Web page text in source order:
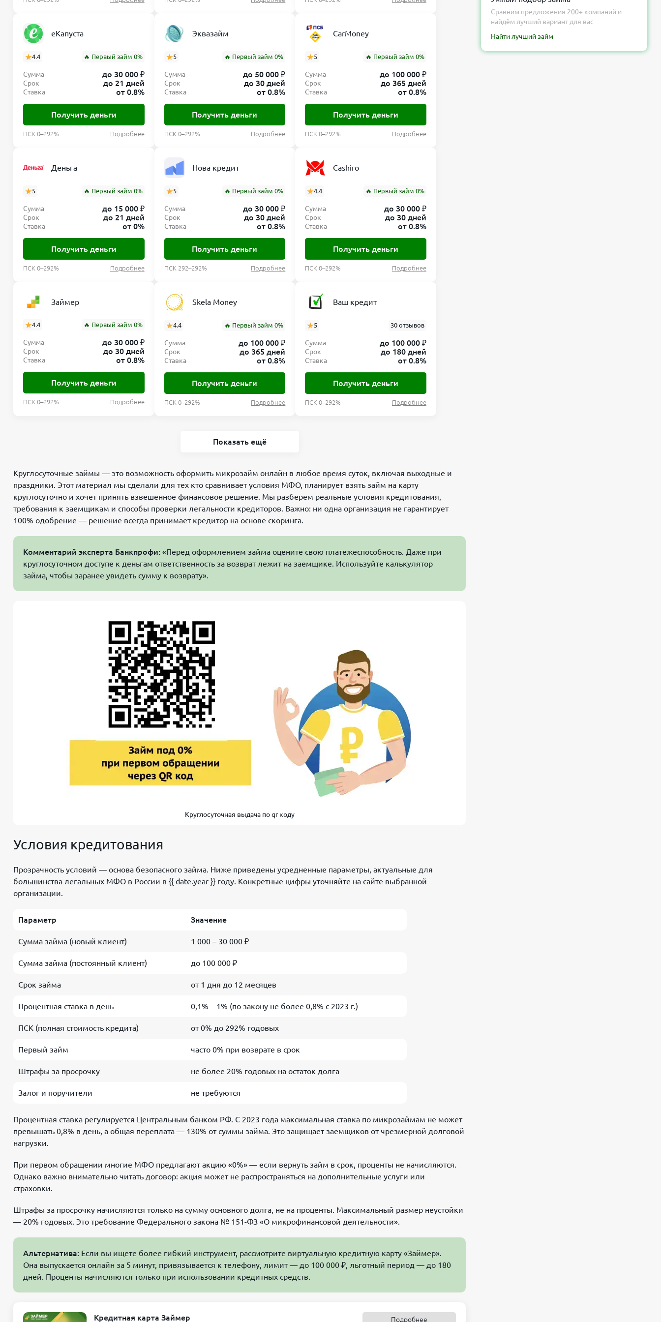
еКапуста
4.4 🔥 Первый займ 0%
Сумма до 30 000 ₽
Срок до 21 дней
Ставка от 0.8%
Получить деньги
ПСК 0–292% Подробнее
Эквазайм
5 🔥 Первый займ 0%
Сумма до 50 000 ₽
Срок до 30 дней
Ставка от 0.8%
Получить деньги
ПСК 0–292% Подробнее
CarMoney
5 🔥 Первый займ 0%
Сумма до 100 000 ₽
Срок до 365 дней
Ставка от 0.8%
Получить деньги
ПСК 0–292% Подробнее
Деньга
5 🔥 Первый займ 0%
Сумма до 15 000 ₽
Срок до 21 дней
Ставка от 0%
Получить деньги
ПСК 0–292% Подробнее
Нова кредит
5 🔥 Первый займ 0%
Сумма до 30 000 ₽
Срок до 30 дней
Ставка от 0.8%
Получить деньги
ПСК 292–292% Подробнее
Cashiro
4.4 🔥 Первый займ 0%
Сумма до 30 000 ₽
Срок до 30 дней
Ставка от 0.8%
Получить деньги
ПСК 0–292% Подробнее
Займер
4.4 🔥 Первый займ 0%
Сумма до 30 000 ₽
Срок до 30 дней
Ставка от 0.8%
Получить деньги
ПСК 0–292% Подробнее
Skela Money
4.4 🔥 Первый займ 0%
Сумма до 100 000 ₽
Срок до 365 дней
Ставка от 0.8%
Получить деньги
ПСК 0–292% Подробнее
Ваш кредит
5 30 отзывов
Сумма до 100 000 ₽
Срок до 180 дней
Ставка от 0.8%
Получить деньги
ПСК 0–292% Подробнее
Показать ещё
Круглосуточные займы — это возможность оформить микрозайм онлайн в любое время суток, включая выходные и
праздники. Этот материал мы сделали для тех кто сравнивает условия МФО, планирует взять займ на карту
круглосуточно и хочет принять взвешенное финансовое решение. Мы разберем реальные условия кредитования,
требования к заемщикам и способы проверки легальности кредиторов. Важно: ни одна организация не гарантирует
100% одобрение — решение всегда принимает кредитор на основе скоринга.
Комментарий эксперта Банкпрофи: «Перед оформлением займа оцените свою платежеспособность. Даже при
круглосуточном доступе к деньгам ответственность за возврат лежит на заемщике. Используйте калькулятор
займа, чтобы заранее увидеть сумму к возврату».
Круглосуточная выдача по qr коду
Условия кредитования
Прозрачность условий — основа безопасного займа. Ниже приведены усредненные параметры, актуальные для
большинства легальных МФО в России в {{ date.year }} году. Конкретные цифры уточняйте на сайте выбранной
организации.
Параметр Значение
Сумма займа (новый клиент) 1 000 – 30 000 ₽
Сумма займа (постоянный клиент) до 100 000 ₽
Срок займа от 1 дня до 12 месяцев
Процентная ставка в день 0,1% – 1% (по закону не более 0,8% с 2023 г.)
ПСК (полная стоимость кредита) от 0% до 292% годовых
Первый займ часто 0% при возврате в срок
Штрафы за просрочку не более 20% годовых на остаток долга
Залог и поручители не требуются
Процентная ставка регулируется Центральным банком РФ. С 2023 года максимальная ставка по микрозаймам не может
превышать 0,8% в день, а общая переплата — 130% от суммы займа. Это защищает заемщиков от чрезмерной долговой
нагрузки.
При первом обращении многие МФО предлагают акцию «0%» — если вернуть займ в срок, проценты не начисляются.
Однако важно внимательно читать договор: акция может не распространяться на дополнительные услуги или
страховки.
Штрафы за просрочку начисляются только на сумму основного долга, не на проценты. Максимальный размер неустойки
— 20% годовых. Это требование Федерального закона № 151-ФЗ «О микрофинансовой деятельности».
Альтернатива: Если вы ищете более гибкий инструмент, рассмотрите виртуальную кредитную карту «Займер».
Она выпускается онлайн за 5 минут, привязывается к телефону, лимит — до 100 000 ₽, льготный период — до 180
дней. Проценты начисляются только при использовании кредитных средств.
Кредитная карта Займер Подробнее
ру
Сравним предложения 200+ компаний и
найдём лучший вариант для вас
Найти лучший займ